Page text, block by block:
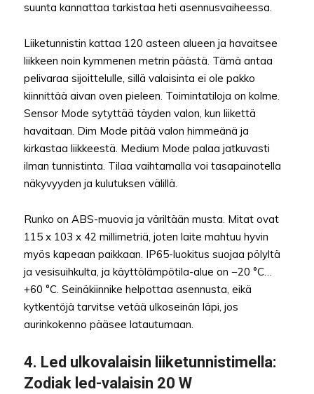
suunta kannattaa tarkistaa heti asennusvaiheessa.
Liiketunnistin kattaa 120 asteen alueen ja havaitsee
liikkeen noin kymmenen metrin päästä. Tämä antaa
pelivaraa sijoittelulle, sillä valaisinta ei ole pakko
kiinnittää aivan oven pieleen. Toimintatiloja on kolme.
Sensor Mode sytyttää täyden valon, kun liikettä
havaitaan. Dim Mode pitää valon himmeänä ja
kirkastaa liikkeestä. Medium Mode palaa jatkuvasti
ilman tunnistinta. Tilaa vaihtamalla voi tasapainotella
näkyvyyden ja kulutuksen välillä.
Runko on ABS-muovia ja väriltään musta. Mitat ovat
115 x 103 x 42 millimetriä, joten laite mahtuu hyvin
myös kapeaan paikkaan. IP65-luokitus suojaa pölyltä
ja vesisuihkulta, ja käyttölämpötila-alue on −20 °C…
+60 °C. Seinäkiinnike helpottaa asennusta, eikä
kytkentöjä tarvitse vetää ulkoseinän läpi, jos
aurinkokenno pääsee latautumaan.
4. Led ulkovalaisin liiketunnistimella:
Zodiak led-valaisin 20 W